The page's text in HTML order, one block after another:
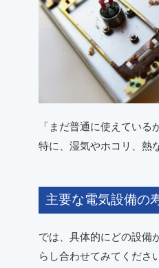
「まだ普通に使えてい
特に、湿気やホコリ、熱
主要な電気設備の
では、具体的にどの設備
らし合わせてみてください